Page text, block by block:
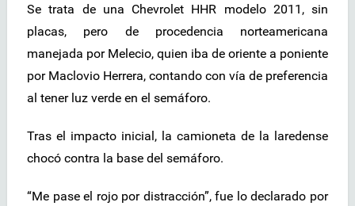
Se trata de una Chevrolet HHR modelo 2011, sin
placas, pero de procedencia norteamericana
manejada por Melecio, quien iba de oriente a poniente
por Maclovio Herrera, contando con vía de preferencia
al tener luz verde en el semáforo.
Tras el impacto inicial, la camioneta de la laredense
chocó contra la base del semáforo.
“Me pase el rojo por distracción”, fue lo declarado por